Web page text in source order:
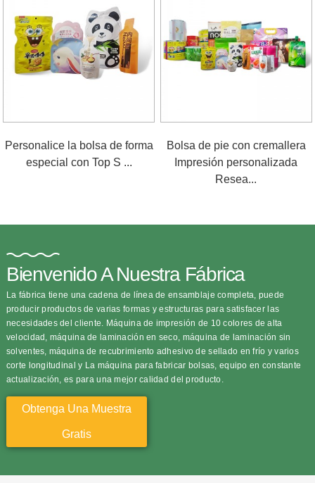
Personalice la bolsa de forma
especial con Top S ...
Bolsa de pie con cremallera
Impresión personalizada
Resea...
Bienvenido A Nuestra Fábrica
La fábrica tiene una cadena de línea de ensamblaje completa, puede
producir productos de varias formas y estructuras para satisfacer las
necesidades del cliente. Máquina de impresión de 10 colores de alta
velocidad, máquina de laminación en seco, máquina de laminación sin
solventes, máquina de recubrimiento adhesivo de sellado en frío y varios
corte longitudinal y La máquina para fabricar bolsas, equipo en constante
actualización, es para una mejor calidad del producto.
Obtenga Una Muestra
Gratis